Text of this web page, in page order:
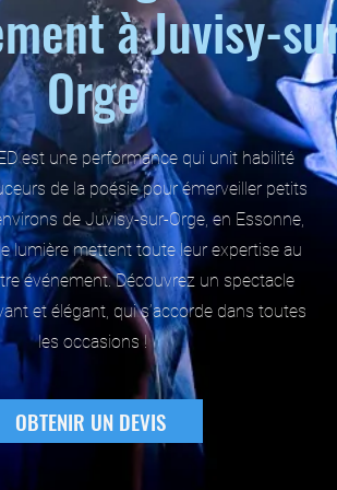
à Juvisy-
Orge
est une performance qui unit habilité
de la poésie pour émerveiller petits
de Juvisy-sur-Orge, en Essonne,
lumière mettent toute leur expertise au
événement. Découvrez un spectacle
et élégant, qui s’accorde dans toutes
les occasions !
OBTENIR UN DEVIS